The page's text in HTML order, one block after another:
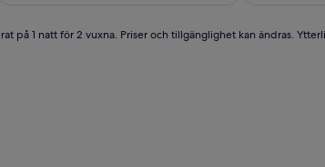
på 1 natt för 2 vuxna. Priser och tillgänglighet kan ändras.